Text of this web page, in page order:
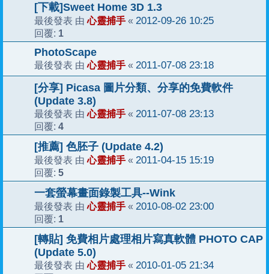
[下載]Sweet Home 3D 1.3
最後發表 由心靈捕手 « 2012-09-26 10:25
回覆: 1
PhotoScape
最後發表 由心靈捕手 « 2011-07-08 23:18
[分享] Picasa 圖片分類、分享的免費軟件
(Update 3.8)
最後發表 由心靈捕手 « 2011-07-08 23:13
回覆: 4
[推薦] 色胚子 (Update 4.2)
最後發表 由心靈捕手 « 2011-04-15 15:19
回覆: 5
一套螢幕畫面錄製工具--Wink
最後發表 由心靈捕手 « 2010-08-02 23:00
回覆: 1
[轉貼] 免費相片處理相片寫真軟體 PHOTO CAP
(Update 5.0)
最後發表 由心靈捕手 « 2010-01-05 21:34